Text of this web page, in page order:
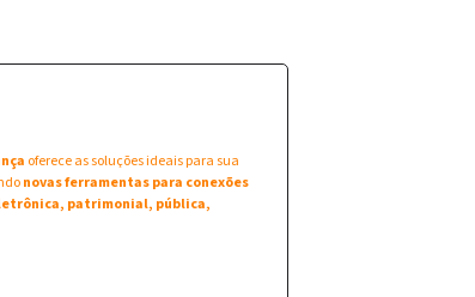
oferece as soluções ideais para sua
novas ferramentas para conexões
patrimonial, pública,